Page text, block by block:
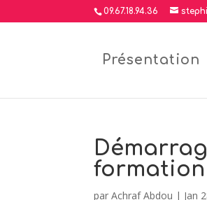
09.67.18.94.36
Présentation
formation
parAchraf Abdou | Jan